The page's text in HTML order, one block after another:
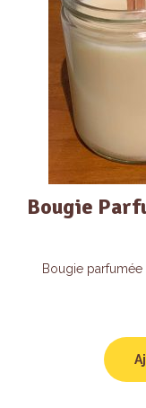
Bougie
Bougie parfumée